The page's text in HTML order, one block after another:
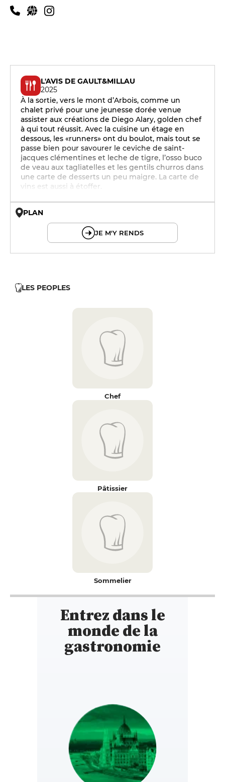
Infos pratiques
L'AVIS DE GAULT&MILLAU
2025
À la sortie, vers le mont d’Arbois, comme un
chalet privé pour une jeunesse dorée venue
assister aux créations de Diego Alary, golden chef
à qui tout réussit. Avec la cuisine un étage en
dessous, les «runners» ont du boulot, mais tout se
passe bien pour savourer le ceviche de saint-
jacques clémentines et leche de tigre, l’osso buco
de veau aux tagliatelles et les gentils churros dans
une carte de desserts un peu maigre. La carte de
vins est aussi à étoffer.
PLAN
JE M'Y RENDS
LES PEOPLES
Chef
Pâtissier
Sommelier
Entrez dans le
monde de la
gastronomie